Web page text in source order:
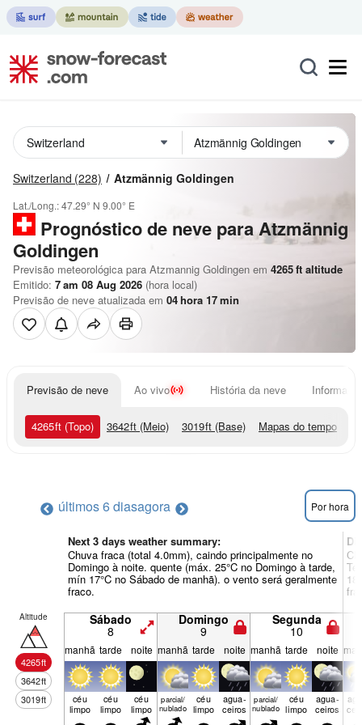
Switzerland (228) Atzmännig Goldingen
Lat./Long.:47.29° N 9.00° E
Prognóstico de neve para Atzmännig
Goldingen
Previsão meteorológica para Atzmannig Goldingen em 4265ft altitude
Emitido: 7 am 08 Aug 2026 (hora local)
Previsão de neve atualizada em 04hora 17min
Previsão de neve Ao vivo História da neve
4265ft (Topo) 3642ft (Meio) 3019ft (Base) Mapas do tempo
últimos 6 diasagora Por hora
Next 3 days weather summary:
Chuva fraca (total 4.0mm), caindo principalmente no
Domingo à noite. quente (máx. 25°C no Domingo à tarde,
mín 17°C no Sábado de manhã). o vento será geralmente
fraco.
Altitude
4265ft
3642ft
3019ft
Sábado
8
Domingo
9
Segunda
10
manhã tarde noite manhã tarde noite manhã tarde noite
céu
limpo
céu
limpo
céu
limpo
parcial/
nublado
céu
limpo
agua­
ceiros
parcial/
nublado
céu
limpo
agua­
ceiros